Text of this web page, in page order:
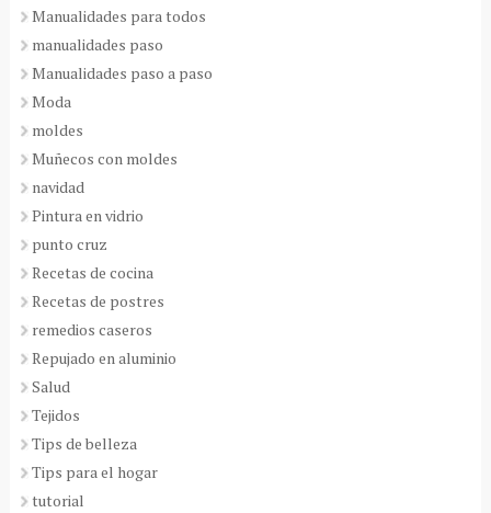
Manualidades para todos
manualidades paso
Manualidades paso a paso
Moda
moldes
Muñecos con moldes
navidad
Pintura en vidrio
punto cruz
Recetas de cocina
Recetas de postres
remedios caseros
Repujado en aluminio
Salud
Tejidos
Tips de belleza
Tips para el hogar
tutorial